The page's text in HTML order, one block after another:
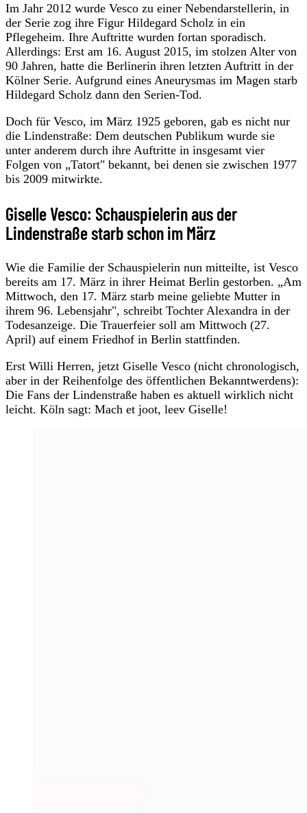
Im Jahr 2012 wurde Vesco zu einer Nebendarstellerin, in
der Serie zog ihre Figur Hildegard Scholz in ein
Pflegeheim. Ihre Auftritte wurden fortan sporadisch.
Allerdings: Erst am 16. August 2015, im stolzen Alter von
90 Jahren, hatte die Berlinerin ihren letzten Auftritt in der
Kölner Serie. Aufgrund eines Aneurysmas im Magen starb
Hildegard Scholz dann den Serien-Tod.
Doch für Vesco, im März 1925 geboren, gab es nicht nur
die Lindenstraße: Dem deutschen Publikum wurde sie
unter anderem durch ihre Auftritte in insgesamt vier
Folgen von „Tatort" bekannt, bei denen sie zwischen 1977
bis 2009 mitwirkte.
Giselle Vesco: Schauspielerin aus der
Lindenstraße starb schon im März
Wie die Familie der Schauspielerin nun mitteilte, ist Vesco
bereits am 17. März in ihrer Heimat Berlin gestorben. „Am
Mittwoch, den 17. März starb meine geliebte Mutter in
ihrem 96. Lebensjahr", schreibt Tochter Alexandra in der
Todesanzeige. Die Trauerfeier soll am Mittwoch (27.
April) auf einem Friedhof in Berlin stattfinden.
Erst Willi Herren, jetzt Giselle Vesco (nicht chronologisch,
aber in der Reihenfolge des öffentlichen Bekanntwerdens):
Die Fans der Lindenstraße haben es aktuell wirklich nicht
leicht. Köln sagt: Mach et joot, leev Giselle!